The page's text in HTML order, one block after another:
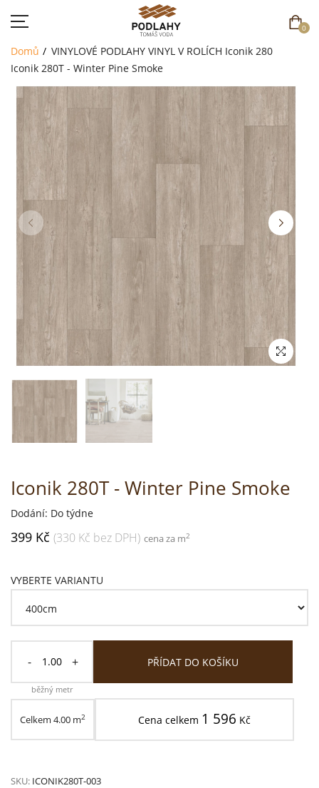
0
DOMŮ
SORTIMENT
AKCE
CENÍK
REFERENCE
SOUTĚŽ
KONTAKT
Domů VINYLOVÉ PODLAHY VINYL V ROLÍCH Iconik 280
Iconik 280T - Winter Pine Smoke
Iconik 280T - Winter Pine Smoke
Dodání: Do týdne
399 Kč (330 Kč bez DPH) cena za m2
VYBERTE VARIANTU
- +
běžný metr
PŘÍDAT DO KOŠÍKU
Celkem 4.00 m2 Cena celkem 1 596 Kč
SKU: ICONIK280T-003